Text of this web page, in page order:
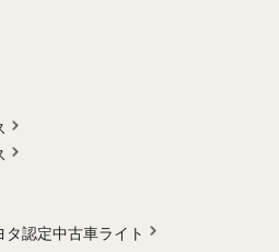
タ認定中古車ライト